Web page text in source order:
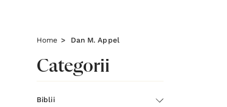
Home Dan M. Appel
Categorii
Biblii